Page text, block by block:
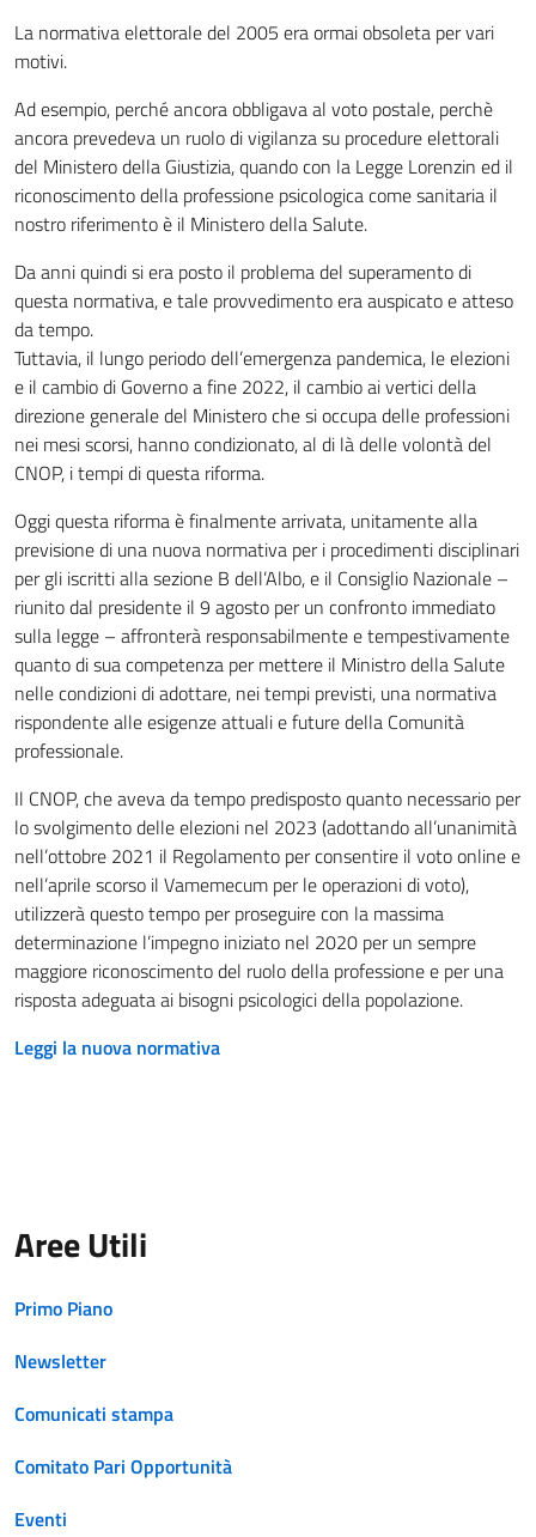
La normativa elettorale del 2005 era ormai obsoleta per vari
motivi.
Ad esempio, perché ancora obbligava al voto postale, perchè
ancora prevedeva un ruolo di vigilanza su procedure elettorali
del Ministero della Giustizia, quando con la Legge Lorenzin ed il
riconoscimento della professione psicologica come sanitaria il
nostro riferimento è il Ministero della Salute.
Da anni quindi si era posto il problema del superamento di
questa normativa, e tale provvedimento era auspicato e atteso
da tempo.
Tuttavia, il lungo periodo dell’emergenza pandemica, le elezioni
e il cambio di Governo a fine 2022, il cambio ai vertici della
direzione generale del Ministero che si occupa delle professioni
nei mesi scorsi, hanno condizionato, al di là delle volontà del
CNOP, i tempi di questa riforma.
Oggi questa riforma è finalmente arrivata, unitamente alla
previsione di una nuova normativa per i procedimenti disciplinari
per gli iscritti alla sezione B dell’Albo, e il Consiglio Nazionale –
riunito dal presidente il 9 agosto per un confronto immediato
sulla legge – affronterà responsabilmente e tempestivamente
quanto di sua competenza per mettere il Ministro della Salute
nelle condizioni di adottare, nei tempi previsti, una normativa
rispondente alle esigenze attuali e future della Comunità
professionale.
Il CNOP, che aveva da tempo predisposto quanto necessario per
lo svolgimento delle elezioni nel 2023 (adottando all’unanimità
nell’ottobre 2021 il Regolamento per consentire il voto online e
nell’aprile scorso il Vamemecum per le operazioni di voto),
utilizzerà questo tempo per proseguire con la massima
determinazione l’impegno iniziato nel 2020 per un sempre
maggiore riconoscimento del ruolo della professione e per una
risposta adeguata ai bisogni psicologici della popolazione.
Leggi la nuova normativa
Aree Utili
Primo Piano
Newsletter
Comunicati stampa
Comitato Pari Opportunità
Eventi